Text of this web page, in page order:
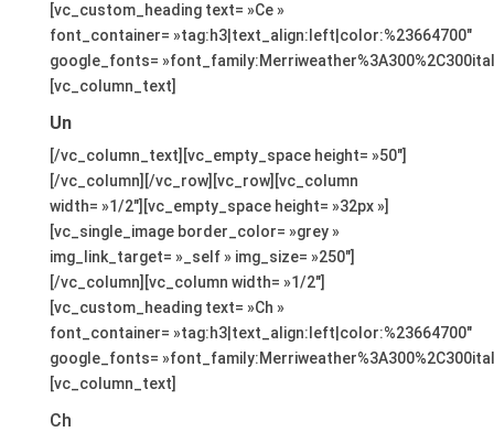
[vc_custom_heading text= »Ce »
font_container= »tag:h3|text_align:left|color:%23664700″
google_fonts=
[vc_column_text]
Un
[/vc_column_text][vc_empty_space height= »50″]
[/vc_column][/vc_row][vc_row][vc_column
width= »1/2″][vc_empty_space height= »32px »]
[vc_single_image border_color= »grey »
img_link_target= »_self » img_size= »250″]
[/vc_column][vc_column width= »1/2″]
[vc_custom_heading text= »Ch »
font_container= »tag:h3|text_align:left|color:%23664700″
google_fonts=
[vc_column_text]
Ch